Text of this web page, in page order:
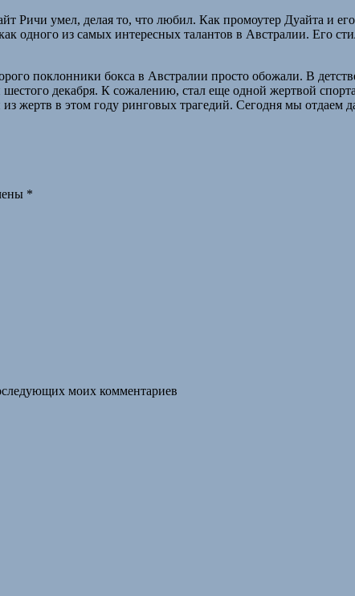
умел, делая то, что любил. Как промоутер Дуайта и
одного из самых интересных талантов в Австралии. Его
поклонники бокса в Австралии просто обожали. В
декабря. К сожалению, стал еще одной жертвой
жертв в этом году ринговых трагедий. Сегодня мы отдаем
*
моих комментариев